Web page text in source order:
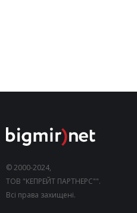
© 2000-2024,
ТОВ "КЕПРЕЙТ ПАРТНЕРС"".
Всі права захищені.